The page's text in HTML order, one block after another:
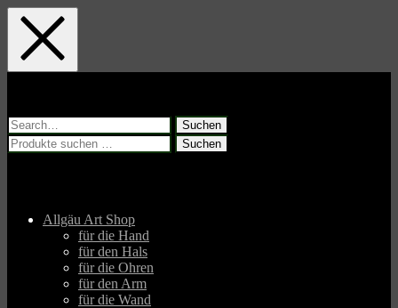
Skip
main
navigation
Skip
main
content
Skip
footer
Suchen
nach:
Suchen
Allgäu Art Shop
für die Hand
für den Hals
für die Ohren
für den Arm
für die Wand